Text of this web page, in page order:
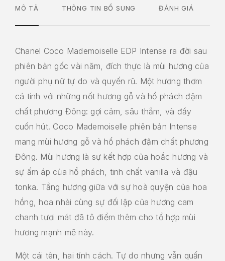
MÔ TẢ THÔNG TIN BỔ SUNG ĐÁNH GIÁ
Chanel Coco Mademoiselle EDP Intense ra đời sau
phiên bản gốc vài năm, đích thực là mùi hương của
người phụ nữ tự do và quyến rũ. Một hương thơm
cá tính với những nốt hương gỗ và hổ phách đậm
chất phương Đông: gợi cảm, sâu thẳm, và đầy
cuốn hút. Coco Mademoiselle phiên bản Intense
mang mùi hương gỗ và hổ phách đậm chất phương
Đông. Mùi hương là sự kết hợp của hoắc hương và
sự ấm áp của hổ phách, tinh chất vanilla và đậu
tonka. Tầng hương giữa với sự hoà quyện của hoa
hồng, hoa nhài cùng sự đối lập của hương cam
chanh tươi mát đã tô điểm thêm cho tổ hợp mùi
hương mạnh mẽ này.
Một cái tên, hai tính cách. Tự do nhưng vẫn quấn